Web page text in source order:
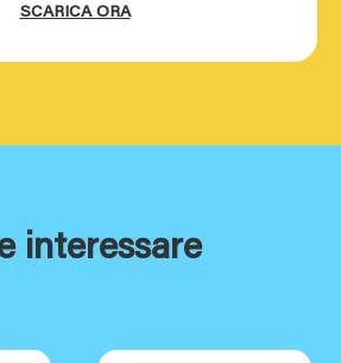
SCARICA ORA
interessare